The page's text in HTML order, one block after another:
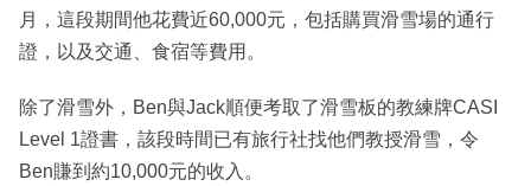
月，這段期間他花費近60,000元，包括購買滑雪場的通行
證，以及交通、食宿等費用。
除了滑雪外，Ben與Jack順便考取了滑雪板的教練牌CASI
Level 1證書，該段時間已有旅行社找他們教授滑雪，令
Ben賺到約10,000元的收入。